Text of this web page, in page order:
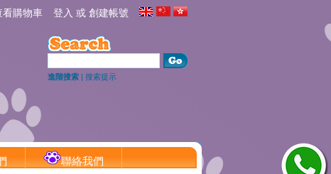
看購物車 登入 或 創建帳號
進階搜索 | 搜索提示
聯絡我們